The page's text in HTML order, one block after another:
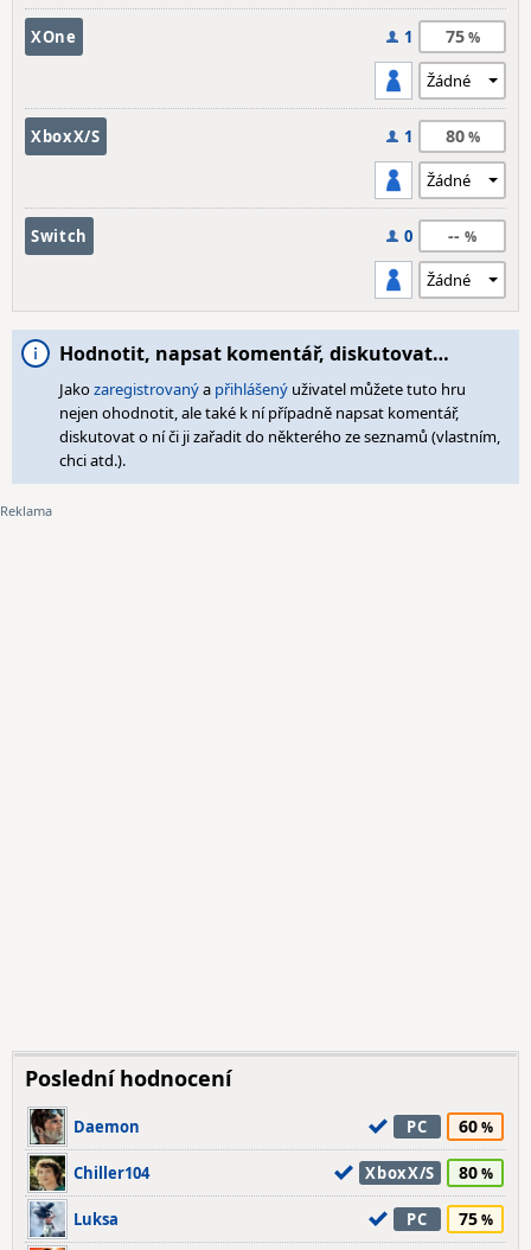
XOne 1 75
XboxX/S 1 80
Switch 0 --
Hodnotit, napsat komentář, diskutovat…
Jakozaregistrovanýa přihlášený uživatel můžete tuto hru
nejen ohodnotit, ale také k ní případně napsat komentář,
diskutovat o ní či ji zařadit do některého ze seznamů (vlastním,
chci atd.).
Poslední hodnocení
Daemon PC 60
Chiller104 XboxX/S 80
Luksa PC 75